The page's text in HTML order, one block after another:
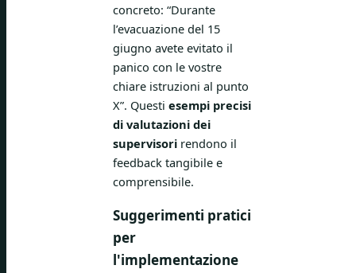
concreto: “Durante
l’evacuazione del 15
giugno avete evitato il
panico con le vostre
chiare istruzioni al punto
X”. Questi esempi precisi
di valutazioni dei
supervisori rendono il
feedback tangibile e
comprensibile.
Suggerimenti pratici
per
l'implementazione